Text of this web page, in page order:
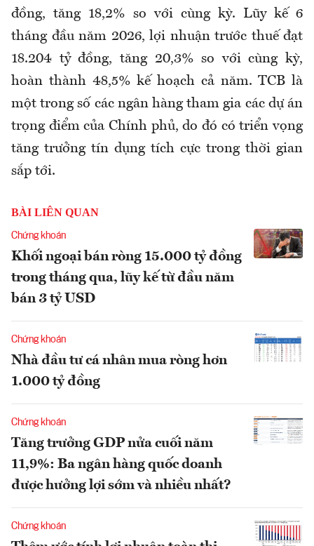
đồng, tăng 18,2% so với cùng kỳ. Lũy kế 6
tháng đầu năm 2026, lợi nhuận trước thuế đạt
18.204 tỷ đồng, tăng 20,3% so với cùng kỳ,
hoàn thành 48,5% kế hoạch cả năm. TCB là
một trong số các ngân hàng tham gia các dự án
trọng điểm của Chính phủ, do đó có triển vọng
tăng trưởng tín dụng tích cực trong thời gian
sắp tới.
BÀI LIÊN QUAN
Chứng khoán
Khối ngoại bán ròng 15.000 tỷ đồng
trong tháng qua, lũy kế từ đầu năm
bán 3 tỷ USD
Chứng khoán
Nhà đầu tư cá nhân mua ròng hơn
1.000 tỷ đồng
Chứng khoán
Tăng trưởng GDP nửa cuối năm
11,9%: Ba ngân hàng quốc doanh
được hưởng lợi sớm và nhiều nhất?
Chứng khoán